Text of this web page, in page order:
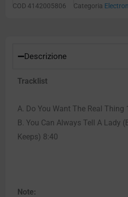
COD 4142005806 Categoria
Descrizione
Tracklist
A. Do You Want The Real Thing
B. You Can Always Tell A Lady
Keeps) 8:40
Note: